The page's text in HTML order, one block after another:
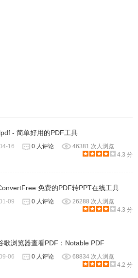
钮，比如点击PDF转文件会出现下
- 简单好用的PDF工具
16 0 人评论
46381 次人浏览
4.3 分
免费的PDF转PPT在线工具
09 0 人评论
26288 次人浏览
4.3 分
歌浏览器查看PDF：Notable PDF
06 0 人评论
68834 次人浏览
4.2 分